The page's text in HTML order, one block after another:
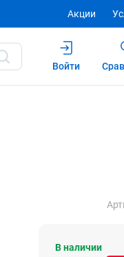
Акции
Войти
В наличии